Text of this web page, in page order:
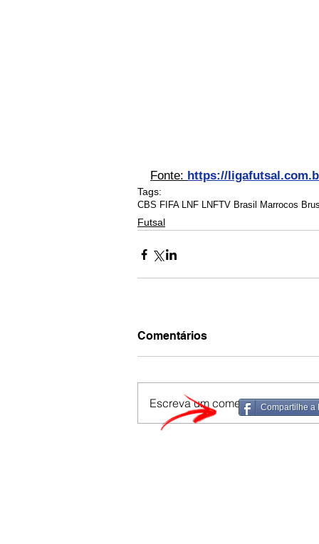
Fonte: https://
Tags:
CBS FIFA LNF LNFTV Brasil Marrocos
Futsal
Comentários
Escreva um comentárioCompartilhe a